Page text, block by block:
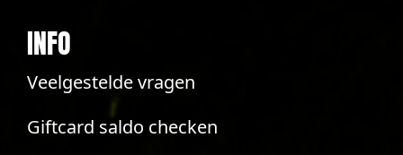
INFO
Veelgestelde vragen
Giftcard saldo checken